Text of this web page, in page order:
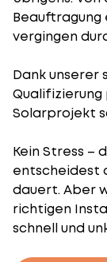
vergingen
Dank unserer
Solarprojekt
Kein Stress –
entscheidest
dauert. Aber
richtigen
schnell und